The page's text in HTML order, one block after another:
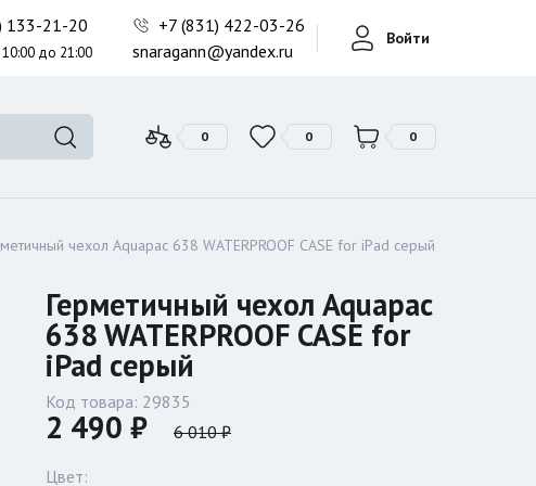
133-21-20
до 21:00
+7 (831) 422-03-26
snaragann@yandex.ru
Войти
0 0 0
Фонари поисковые
Фонари тактические
чехол Aquapac 638 WATERPROOF CASE for iPad серый
Герметичный чехол Aquapac
638 WATERPROOF CASE for
iPad серый
Код товара: 29835
2 490 ₽ 6 010 ₽
Цвет: